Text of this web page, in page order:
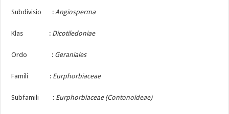
Subdivisio :Angiosperma
Klas : Dicotiledoniae
Ordo : Geraniales
Famili : Eurphorbiaceae
Subfamili : Eurphorbiaceae (Contonoideae)